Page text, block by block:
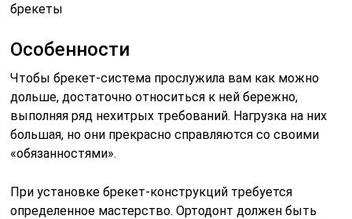
брекеты
Особенности
Чтобы брекет-система прослужила вам как можно
дольше, достаточно относиться к ней бережно,
выполняя ряд нехитрых требований. Нагрузка на них
большая, но они прекрасно справляются со своими
«обязанностями».
При установке брекет-конструкций требуется
определенное мастерство. Ортодонт должен быть